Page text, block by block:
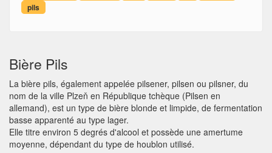
pils
Bière Pils
La bière pils, également appelée pilsener, pilsen ou pilsner, du
nom de la ville Plzeň en République tchèque (Pilsen en
allemand), est un type de bière blonde et limpide, de fermentation
basse apparenté au type lager.
Elle titre environ 5 degrés d'alcool et possède une amertume
moyenne, dépendant du type de houblon utilisé.